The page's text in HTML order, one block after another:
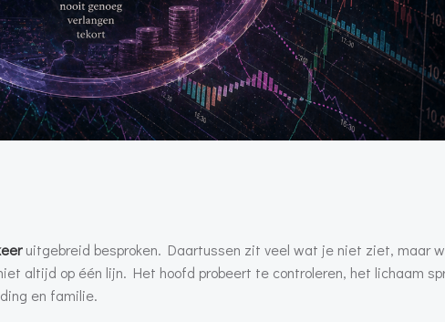
uitgebreid besproken. Daartussen zit veel wat je niet ziet, maar
altijd op één lijn. Het hoofd probeert te controleren, het lichaam
en familie.